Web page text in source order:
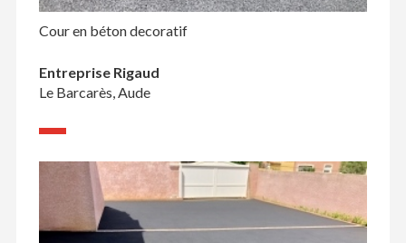
Cour en béton decoratif
Entreprise Rigaud
Le Barcarès, Aude